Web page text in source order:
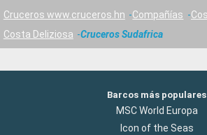
Cruceros www.cruceros.hn Compañías
Costa Deliziosa
Cruceros Sudafrica
Barcos más populares
MSC World Europa
Icon of the Seas